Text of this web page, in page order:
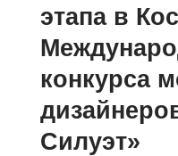
этапа в
конкурса
Силуэт»